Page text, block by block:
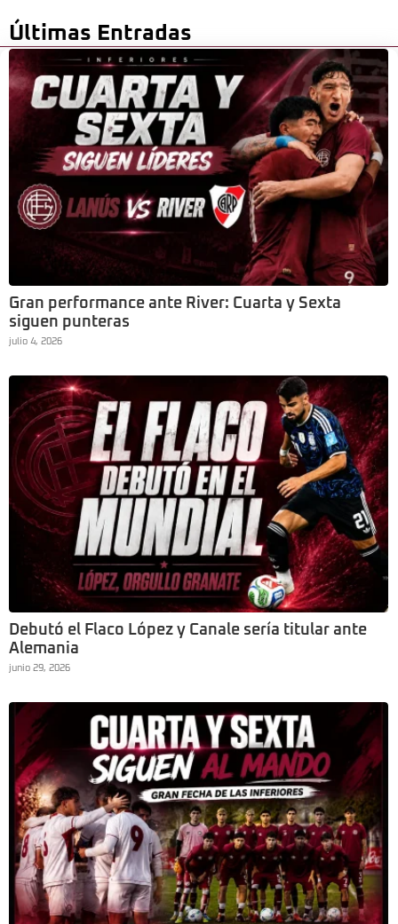
Últimas Entradas
Gran performance ante River: Cuarta y Sexta
siguen punteras
julio 4, 2026
Debutó el Flaco López y Canale sería titular ante
Alemania
junio 29, 2026